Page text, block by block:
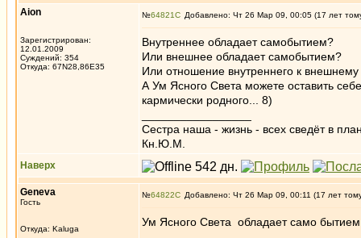
Aion
Зарегистрирован:
12.01.2009
Суждений: 354
Откуда: 67N28,86E35
№64821 Добавлено: Чт 26 Мар 09, 00:05 (17 лет
Внутреннее обладает самобытием?
Или внешнее обладает самобытием?
Или отношение внутреннего к
А Ум Ясного Света можете оставить
кармически родного... 8)
Сестра наша - жизнь - всех сведёт в
Кн.Ю.М.
Наверх
Geneva
Гость
Откуда: Kaluga
№64822 Добавлено: Чт 26 Мар 09, 00:11 (17 лет
Ум Ясного Света обладает само